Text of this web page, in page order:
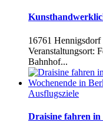
16761 Hennigsdorf
Veranstaltungsort:
Bahnhof...
Ausflugsziele
Draisine fahren in